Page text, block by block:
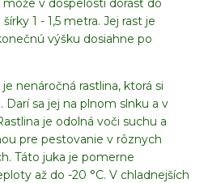
v dospelosti dorásť do
1 - 1,5 metra. Jej rast je
výšku dosiahne po
nenáročná rastlina, ktorá si
sa jej na plnom slnku a v
je odolná voči suchu a
pre pestovanie v rôznych
Táto juka je pomerne
až do -20 °C. V chladnejších